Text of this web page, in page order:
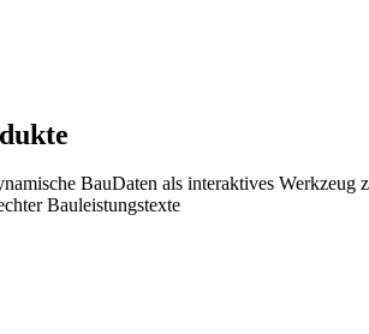
BauDaten als interaktives Werkzeug
Bauleistungstexte